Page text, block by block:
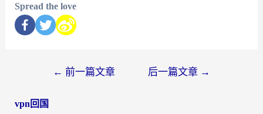
Spread the love
← 前一篇文章 后一篇文章 →
vpn回国